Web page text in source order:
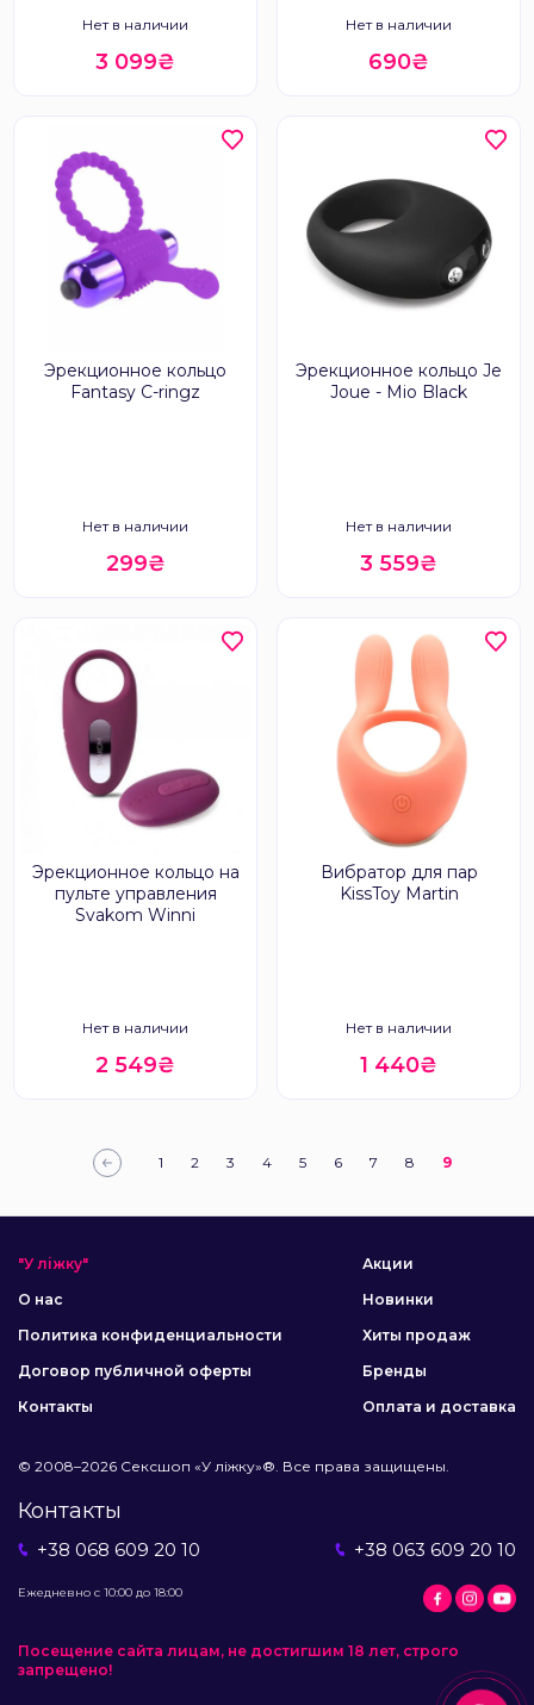
Нет в наличии
3 099₴
Нет в наличии
690₴
Эрекционное кольцо
Fantasy C-ringz
Нет в наличии
299₴
Эрекционное кольцо Je
Joue - Mio Black
Нет в наличии
3 559₴
Эрекционное кольцо на
пульте управления
Svakom Winni
Нет в наличии
2 549₴
Вибратор для пар
KissToy Martin
Нет в наличии
1 440₴
1 2 3 4 5 6 7 8 9
"У ліжку"
О нас
Политика конфиденциальности
Договор публичной оферты
Контакты
Акции
Новинки
Хиты продаж
Бренды
Оплата и доставка
© 2008–2026 Сексшоп «У ліжку»®. Все права защищены.
Контакты
+38 068 609 20 10 +38 063 609 20 10
Ежедневно с 10:00 до 18:00
Посещение сайта лицам, не достигшим 18 лет, строго
запрещено!